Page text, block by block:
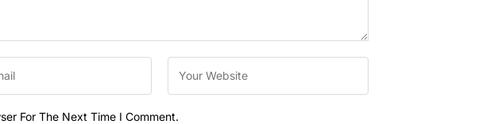
For The Next Time I Comment.